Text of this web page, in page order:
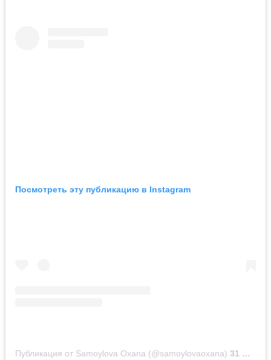
Посмотреть эту публикацию в Instagram
Публикация от Samoylova Oxana (@samoylovaoxana) 31 Июл 2020 в 10:41 PDT